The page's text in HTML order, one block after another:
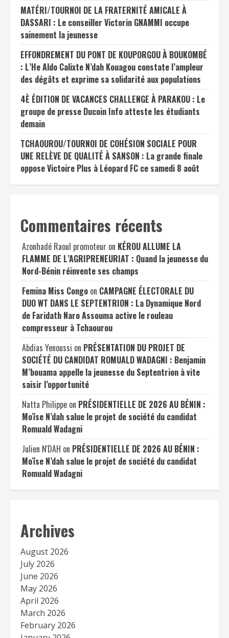
MATÉRI/TOURNOI DE LA FRATERNITÉ AMICALE À
DASSARI : Le conseiller Victorin GNAMMI occupe
sainement la jeunesse
EFFONDREMENT DU PONT DE KOUPORGOU À BOUKOMBÉ
: L’He Aldo Calixte N’dah Kouagou constate l’ampleur
des dégâts et exprime sa solidarité aux populations
4È ÉDITION DE VACANCES CHALLENGE À PARAKOU : Le
groupe de presse Ducoin Info atteste les étudiants
demain
TCHAOUROU/TOURNOI DE COHÉSION SOCIALE POUR
UNE RELÈVE DE QUALITÉ À SANSON : La grande finale
oppose Victoire Plus à Léopard FC ce samedi 8 août
Commentaires récents
Azonhadé Raoul promoteur on KÉROU ALLUME LA
FLAMME DE L’AGRIPRENEURIAT : Quand la jeunesse du
Nord-Bénin réinvente ses champs
Femina Miss Congo on CAMPAGNE ÉLECTORALE DU
DUO WT DANS LE SEPTENTRION : La Dynamique Nord
de Faridath Naro Assouma active le rouleau
compresseur à Tchaourou
Abdias Yenoussi on PRÉSENTATION DU PROJET DE
SOCIÉTÉ DU CANDIDAT ROMUALD WADAGNI : Benjamin
M’bouama appelle la jeunesse du Septentrion à vite
saisir l’opportunité
Natta Philippe on PRÉSIDENTIELLE DE 2026 AU BÉNIN :
Moïse N’dah salue le projet de société du candidat
Romuald Wadagni
Julien N'DAH on PRÉSIDENTIELLE DE 2026 AU BÉNIN :
Moïse N’dah salue le projet de société du candidat
Romuald Wadagni
Archives
August 2026
July 2026
June 2026
May 2026
April 2026
March 2026
February 2026